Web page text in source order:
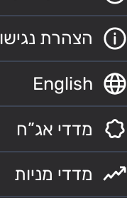
הצהרת
English
מדדי אג”ח
מדדי מניות